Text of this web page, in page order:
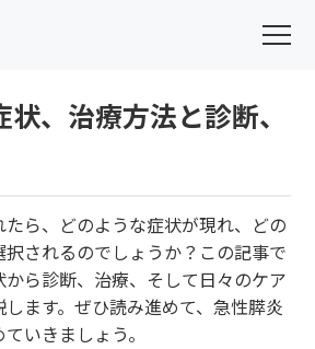
、治療方法と診断、
ら、どのような症状が現れ、どの
されるのでしょうか？この記事で
ら診断、治療、そして日々のケア
ます。ぜひ読み進めて、急性膵炎
いきましょう。